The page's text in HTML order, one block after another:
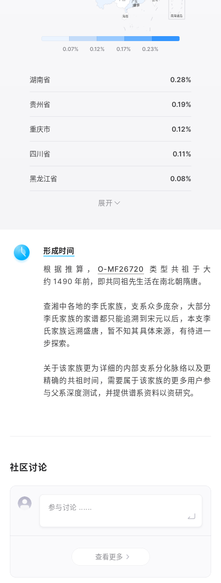
0.07% 0.12% 0.17% 0.23%
湖南省 0.28%
贵州省 0.19%
重庆市 0.12%
四川省 0.11%
黑龙江省 0.08%
展开
形成时间
根据推算， O-MF26720 类型共祖于大
约 1490 年前，即共同祖先生活在南北朝隋唐。
查湘中各地的李氏家族，支系众多庞杂，大部分
李氏家族的家谱都只能追溯到宋元以后，本支李
氏家族远溯盛唐，暂不知其具体来源，有待进一
步探索。
关于该家族更为详细的内部支系分化脉络以及更
精确的共祖时间，需要属于该家族的更多用户参
与父系深度测试，并提供谱系资料以资研究。
社区讨论
参与讨论 ......
查看更多